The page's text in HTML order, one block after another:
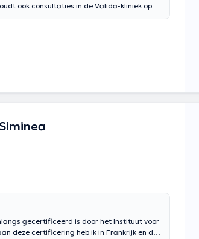
ook consultaties in de Valida-kliniek op
gecertificeerd is door het Instituut voor
deze certificering heb ik in Frankrijk en de